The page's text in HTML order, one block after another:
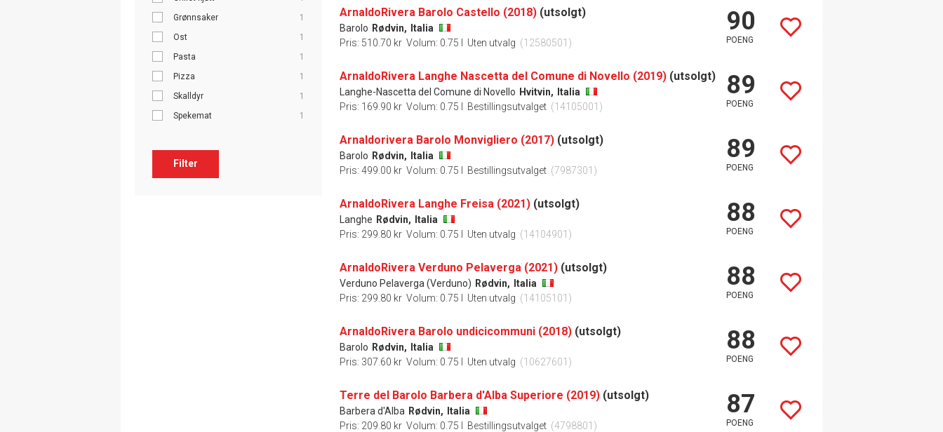
Grønnsaker
1
Ost
1
Pasta
1
Pizza
1
Skalldyr
1
Spekemat
1
Filter
ArnaldoRivera Barolo Castello (2018) (utsolgt)
Barolo Rødvin,
Italia
Pris: 510.70 kr Volum: 0.75 l Uten utvalg (12580501)
90
POENG
ArnaldoRivera Langhe Nascetta del Comune di Novello (2019) (utsolgt)
Langhe-Nascetta del Comune di Novello Hvitvin,
Italia
Pris: 169.90 kr Volum: 0.75 l Bestillingsutvalget (14105001)
89
POENG
Arnaldorivera Barolo Monvigliero (2017) (utsolgt)
Barolo Rødvin,
Italia
Pris: 499.00 kr Volum: 0.75 l Bestillingsutvalget (7987301)
89
POENG
ArnaldoRivera Langhe Freisa (2021) (utsolgt)
Langhe Rødvin,
Italia
Pris: 299.80 kr Volum: 0.75 l Uten utvalg (14104901)
88
POENG
ArnaldoRivera Verduno Pelaverga (2021) (utsolgt)
Verduno Pelaverga (Verduno) Rødvin,
Italia
Pris: 299.80 kr Volum: 0.75 l Uten utvalg (14105101)
88
POENG
ArnaldoRivera Barolo undicicommuni (2018) (utsolgt)
Barolo Rødvin,
Italia
Pris: 307.60 kr Volum: 0.75 l Uten utvalg (10627601)
88
POENG
Terre del Barolo Barbera d'Alba Superiore (2019) (utsolgt)
Barbera d'Alba Rødvin,
Italia
Pris: 209.80 kr Volum: 0.75 l Bestillingsutvalget (4798801)
87
POENG